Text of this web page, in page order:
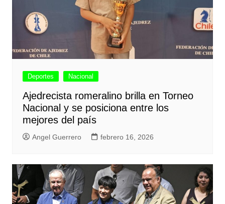
Deportes Nacional
Ajedrecista romeralino brilla en Torneo
Nacional y se posiciona entre los
mejores del país
Angel Guerrero febrero 16, 2026